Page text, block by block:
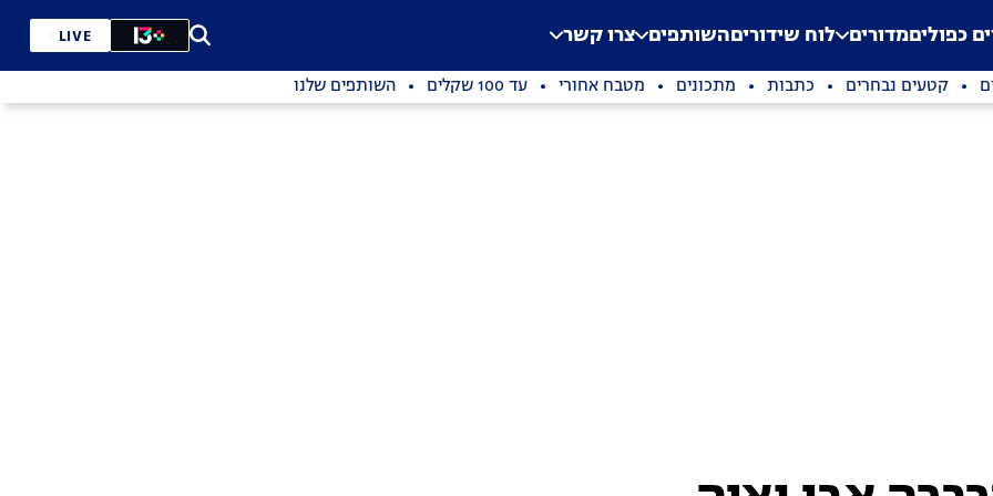
Application error: a
. כפוליםמדורים לוח שידוריםהשותפים צרו קשר LIVE
קטעים נבחרים כתבות מתכונים מטבח אחורי עד 100 שקלים השותפים שלנו